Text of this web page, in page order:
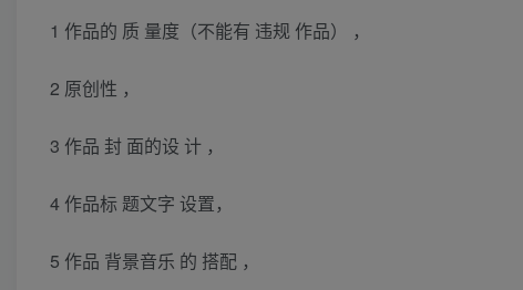
1 作品的 质 量度（不能有 违规 作品） ，
2 原创性 ，
3 作品 封 面的设 计 ，
4 作品标 题文字 设置，
5 作品 背景音乐 的 搭配 ，